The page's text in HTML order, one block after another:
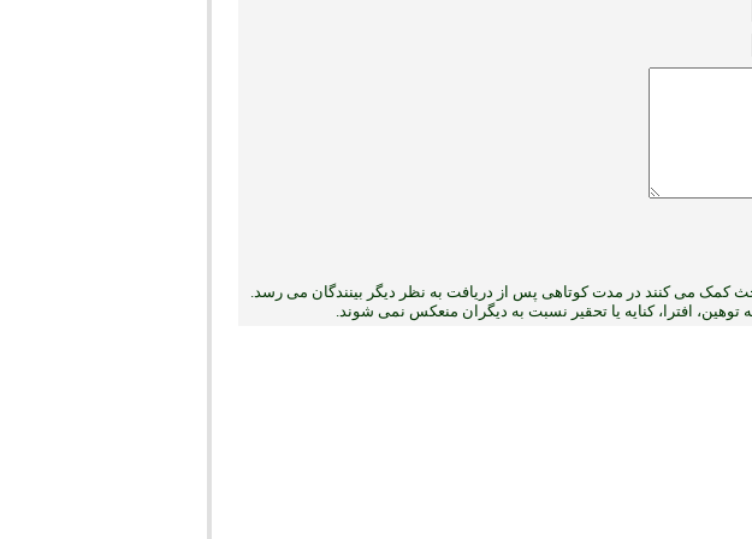
کمک می کنند در مدت کوتاهی پس از دریافت به نظر دیگر بینندگان می رسد.
افترا، کنایه یا تحقیر نسبت به دیگران منعکس نمی ‏شوند.